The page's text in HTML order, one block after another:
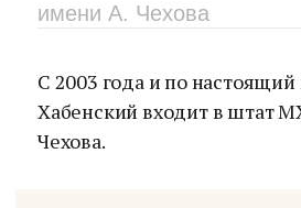
имени А. Чехова
С 2003 года и по
Хабенский входит в штат
Чехова.